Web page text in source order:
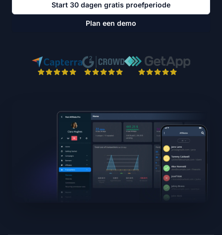
Start 30 dagen gratis proefperiode
Plan een demo